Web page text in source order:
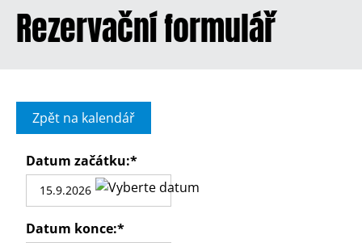
Rezervační formulář
Zpět na kalendář
Datum začátku:*
Datum konce:*